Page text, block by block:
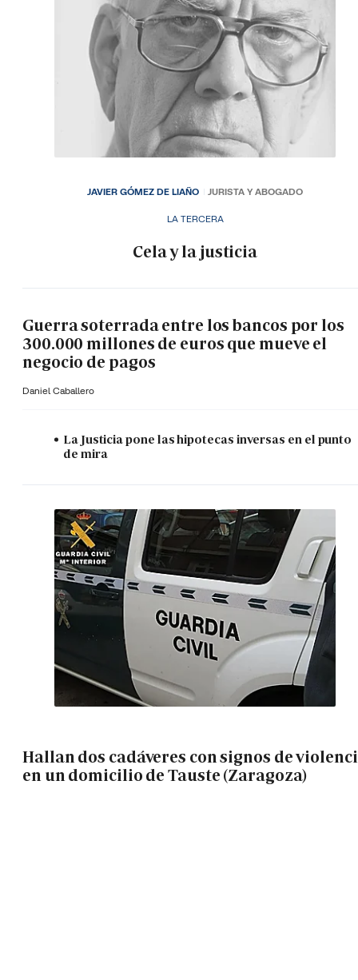
LA TERCERA
Cela y la justicia
JAVIER GÓMEZ DE LIAÑO JURISTA Y ABOGADO
Guerra soterrada entre los bancos por los
300.000 millones de euros que mueve el
negocio de pagos
Daniel Caballero
La Justicia pone las hipotecas inversas en el punto
de mira
Hallan dos cadáveres con signos de
en un domicilio de Tauste (Zaragoza)